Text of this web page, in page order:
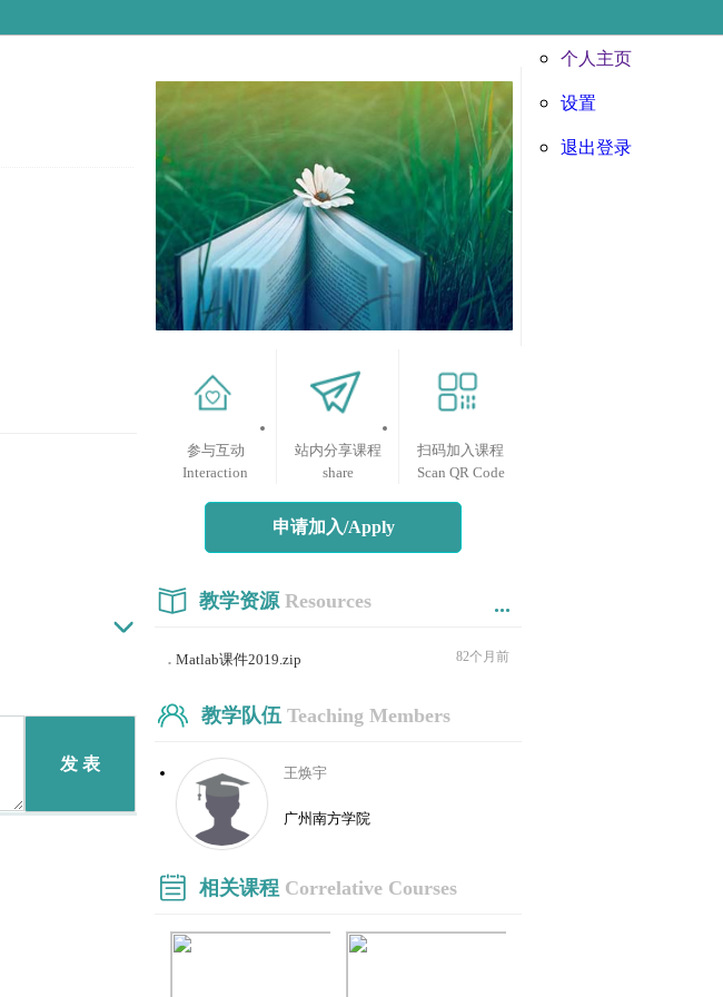
个人主页
设置
退出登录
发 表
参与互动
Interaction
站内分享课程
share
扫码加入课程
Scan QR Code
申请加入/Apply
教学资源 Resources ...
. Matlab课件2019.zip 82个月前
教学队伍 Teaching Members
王焕宇
广州南方学院
相关课程 Correlative Courses